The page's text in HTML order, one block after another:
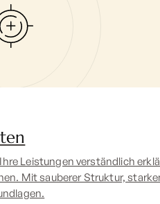
Leistungen verständlich
Mit sauberer Struktur,